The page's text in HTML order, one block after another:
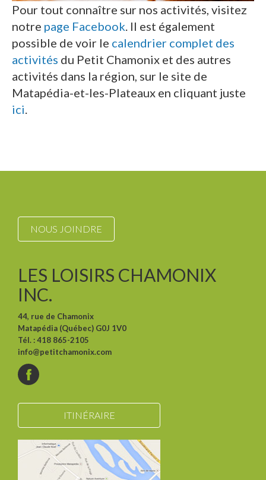
Pour tout connaître sur nos activités, visitez
notre page Facebook. Il est également
possible de voir le calendrier complet des
activités du Petit Chamonix et des autres
activités dans la région, sur le site de
Matapédia-et-les-Plateaux en cliquant juste
ici.
NOUS JOINDRE
LES LOISIRS CHAMONIX
INC.
44, rue de Chamonix
Matapédia (Québec) G0J 1V0
Tél. : 418 865-2105
info@petitchamonix.com
ITINÉRAIRE